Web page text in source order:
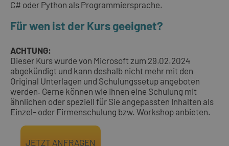
C# oder Python als Programmiersprache.
Für wen ist der Kurs geeignet?
ACHTUNG:
Dieser Kurs wurde von Microsoft zum 29.02.2024
abgekündigt und kann deshalb nicht mehr mit den
Original Unterlagen und Schulungssetup angeboten
werden. Gerne können wie Ihnen eine Schulung mit
ähnlichen oder speziell für Sie angepassten Inhalten als
Einzel- oder Firmenschulung bzw. Workshop anbieten.